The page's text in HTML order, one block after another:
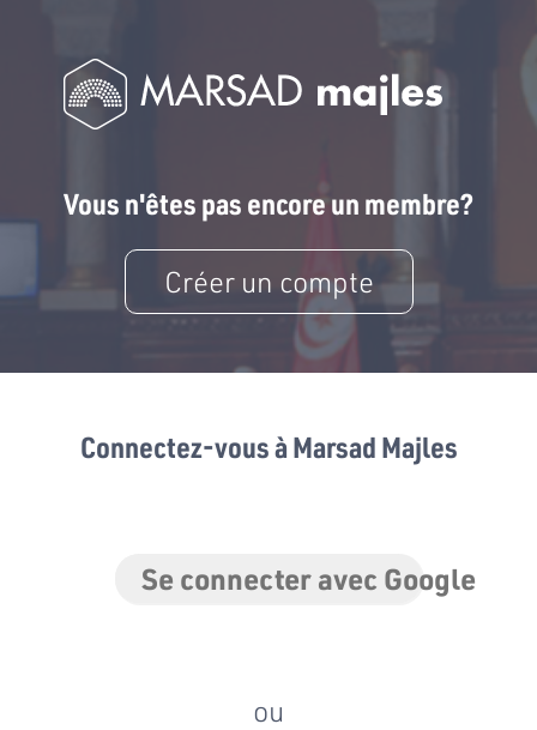
Vous n'êtes pas encore un membre?
Créer un compte
Connectez-vous à Marsad Majles
Se connecter avec Google
ou